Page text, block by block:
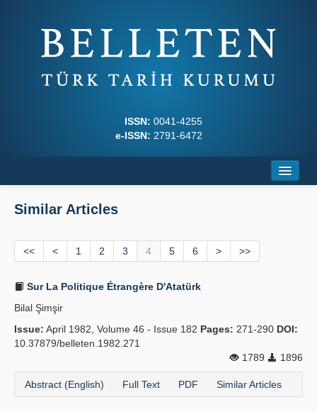
ISSN: 0041-4255
e-ISSN: 2791-6472
Journal Boards
Principles
Publication Policies
Contact Us
Similar Articles
<< < 1 2 3 4 5 6 > >>
Sur La Politique Étrangère D'Atatürk
Bilal Şimşir
Issue: April 1982, Volume 46 - Issue 182 Pages: 271-290 DOI:
10.37879/belleten.1982.271
1789
1896
Abstract (English) Full Text PDF Similar Articles